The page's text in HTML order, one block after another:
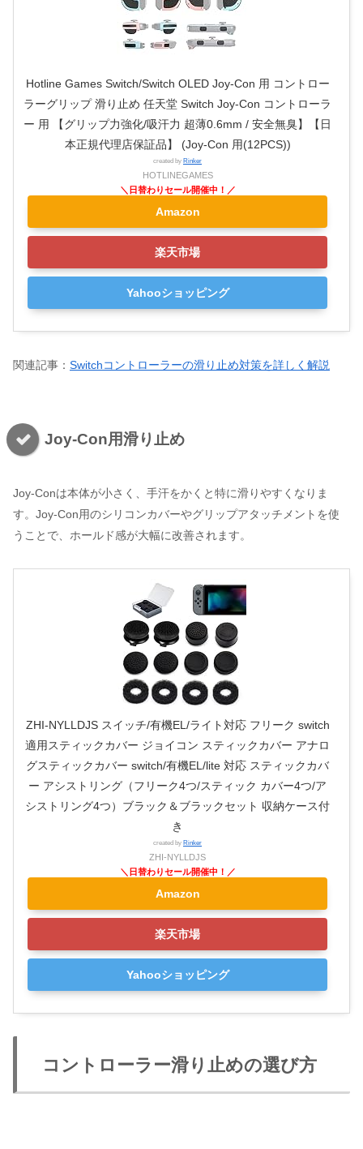
Hotline Games Switch/Switch OLED Joy-Con 用 コントロー
ラーグリップ 滑り止め 任天堂 Switch Joy-Con コントローラ
ー 用 【グリップ力強化/吸汗力 超薄0.6mm / 安全無臭】【日
本正規代理店保証品】 (Joy-Con 用(12PCS))
created by Rinker
HOTLINEGAMES
Amazon
楽天市場
Yahooショッピング
関連記事： Switchコントローラーの滑り止め対策を詳しく解説
Joy-Con用滑り止め
Joy-Conは本体が小さく、手汗をかくと特に滑りやすくなりま
す。Joy-Con用のシリコンカバーやグリップアタッチメントを使
うことで、ホールド感が大幅に改善されます。
ZHI-NYLLDJS スイッチ/有機EL/ライト対応 フリーク switch
適用スティックカバー ジョイコン スティックカバー アナロ
グスティックカバー switch/有機EL/lite 対応 スティックカバ
ー アシストリング（フリーク4つ/スティック カバー4つ/ア
シストリング4つ）ブラック＆ブラックセット 収納ケース付
き
created by Rinker
ZHI-NYLLDJS
Amazon
楽天市場
Yahooショッピング
コントローラー滑り止めの選び方